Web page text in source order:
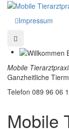
Impressum
Mobile
Ganzheitliche
Telefon 089 96 06
Mobile